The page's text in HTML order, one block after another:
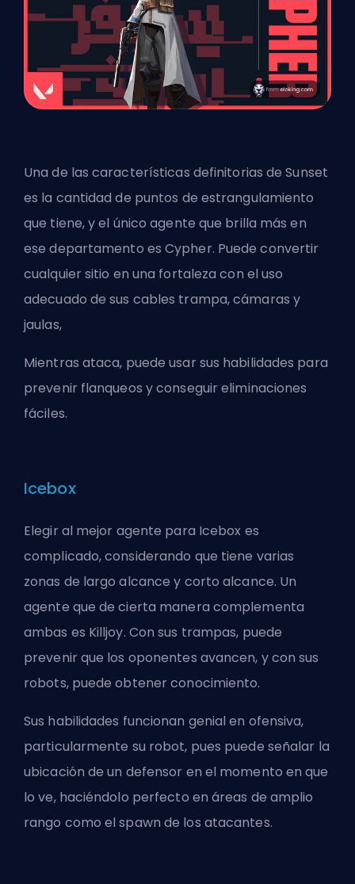
Una de las características definitorias de Sunset
es la cantidad de puntos de estrangulamiento
que tiene, y el único agente que brilla más en
ese departamento es Cypher. Puede convertir
cualquier sitio en una fortaleza con el uso
adecuado de sus cables trampa, cámaras y
jaulas,
Mientras ataca, puede usar sus habilidades para
prevenir flanqueos y conseguir eliminaciones
fáciles.
Icebox
Elegir al mejor agente para Icebox es
complicado, considerando que tiene varias
zonas de largo alcance y corto alcance. Un
agente que de cierta manera complementa
ambas es Killjoy. Con sus trampas, puede
prevenir que los oponentes avancen, y con sus
robots, puede obtener conocimiento.
Sus habilidades funcionan genial en ofensiva,
particularmente su robot, pues puede señalar la
ubicación de un defensor en el momento en que
lo ve, haciéndolo perfecto en áreas de amplio
rango como el spawn de los atacantes.